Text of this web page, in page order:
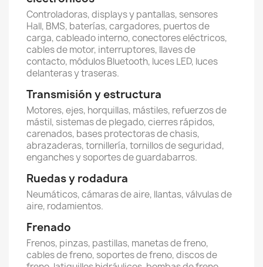
Controladoras, displays y pantallas, sensores
Hall, BMS, baterías, cargadores, puertos de
carga, cableado interno, conectores eléctricos,
cables de motor, interruptores, llaves de
contacto, módulos Bluetooth, luces LED, luces
delanteras y traseras.
Transmisión y estructura
Motores, ejes, horquillas, mástiles, refuerzos de
mástil, sistemas de plegado, cierres rápidos,
carenados, bases protectoras de chasis,
abrazaderas, tornillería, tornillos de seguridad,
enganches y soportes de guardabarros.
Ruedas y rodadura
Neumáticos, cámaras de aire, llantas, válvulas de
aire, rodamientos.
Frenado
Frenos, pinzas, pastillas, manetas de freno,
cables de freno, soportes de freno, discos de